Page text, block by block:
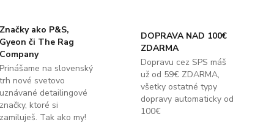
ako P&S,
či The Rag
na slovenský
nové svetovo
detailingové
ktoré si
Tak ako my!
DOPRAVA NAD 100€
ZDARMA
Dopravu cez SPS máš
už od 59€ ZDARMA,
všetky ostatné typy
dopravy automaticky od
100€